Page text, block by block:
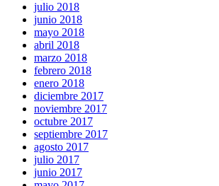
julio 2018
junio 2018
mayo 2018
abril 2018
marzo 2018
febrero 2018
enero 2018
diciembre 2017
noviembre 2017
octubre 2017
septiembre 2017
agosto 2017
julio 2017
junio 2017